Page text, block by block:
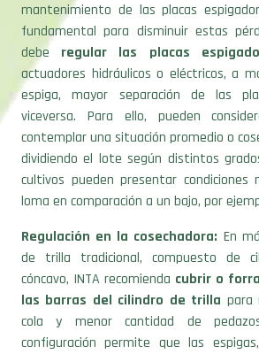
mantenimiento de las placas
fundamental para disminuir estas
debe regular las placas
actuadores hidráulicos o eléctricos, a
espiga, mayor separación de las
viceversa. Para ello, pueden
contemplar una situación promedio o
dividiendo el lote según distintos
cultivos pueden presentar condiciones
loma en comparación a un bajo, por
Regulación en la cosechadora: En
de trilla tradicional, compuesto de
cóncavo, INTA recomienda cubrir o
las barras del cilindro de trilla para
cola y menor cantidad de
configuración permite que las